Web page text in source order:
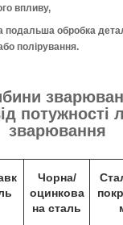
впливу,
подальша обробка
полірування.
потужності
зварювання
Чорна/
оцинкова
на сталь